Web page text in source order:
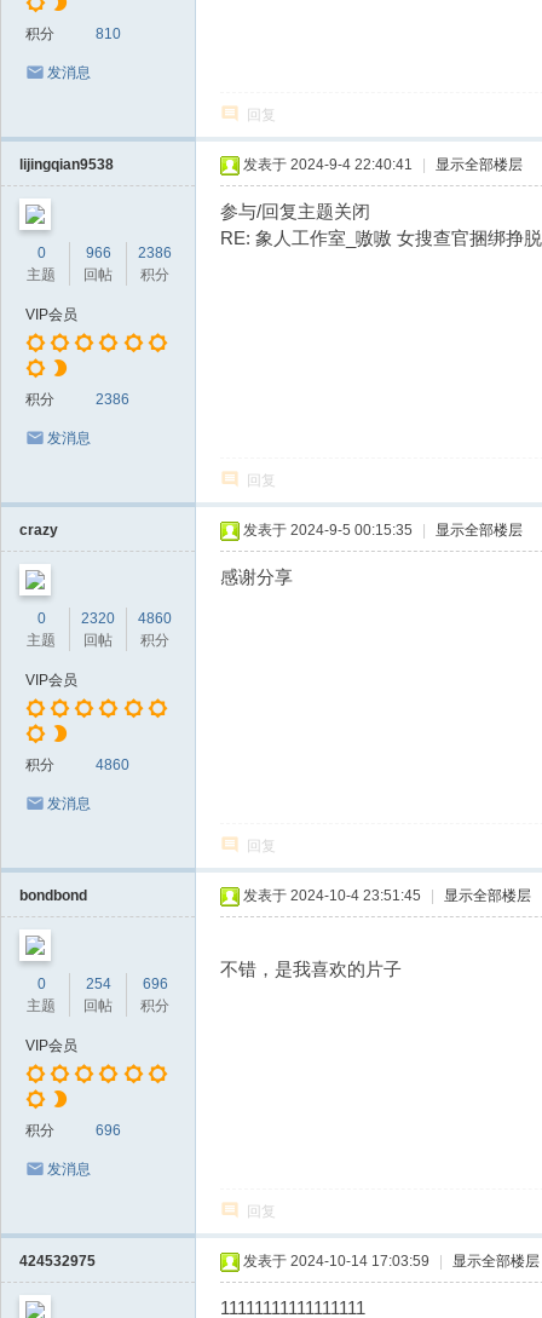
积分 810
发消息
回复
lijingqian9538
0
主题
966
回帖
2386
积分
VIP会员
积分 2386
发消息
发表于 2024-9-4 22:40:41 显示全部楼层
参与/回复主题关闭
RE: 象人工作室_嗷嗷 女搜查官捆绑挣
回复
crazy
0
主题
2320
回帖
4860
积分
VIP会员
积分 4860
发消息
发表于 2024-9-5 00:15:35 显示全部楼层
感谢分享
回复
bondbond
0
主题
254
回帖
696
积分
VIP会员
积分 696
发消息
发表于 2024-10-4 23:51:45 显示全部楼层
不错，是我喜欢的片子
回复
424532975 发表于 2024-10-14 17:03:59 显示全部楼层
11111111111111111